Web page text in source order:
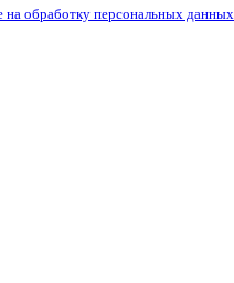
на обработку персональных данных